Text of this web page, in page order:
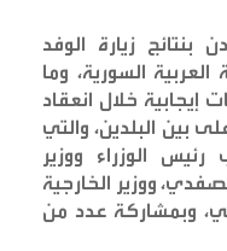
زيارة الوفد
السورية، وما
خلال انعقاد
بين البلدين، والتي
الوزراء ووزير
ووزير الخارجية
وبمشاركة عدد من